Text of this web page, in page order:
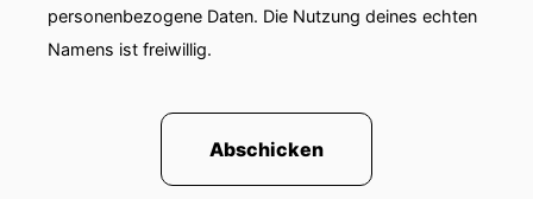
personenbezogene Daten. Die Nutzung deines echten
Namens ist freiwillig.
Abschicken